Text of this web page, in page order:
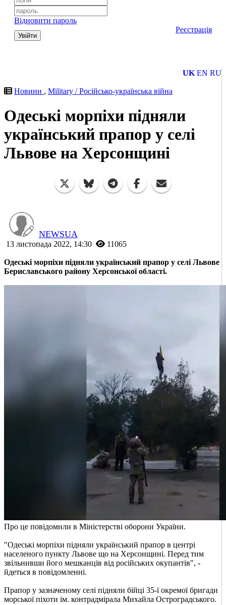
Відновити пароль
Увійти
Реєстрація
UK EN RU
Новини , Military / Російсько-українська війна
Одеські морпіхи підняли
український прапор у селі
Львове на Херсонщині
NEWSUA
13 листопада 2022, 14:30 11065
Одеські морпіхи підняли український прапор у селі Львове
Бериславського району Херсонської області.
Про це повідомили в Міністерстві оборони України.
"Одеські морпіхи підняли український прапор в центрі
населеного пункту Львове що на Херсонщині. Перед тим
звільнивши його мешканців від російських окупантів", -
йдеться в повідомленні.
Прапор у зазначеному селі підняли бійці 35-ї окремої бригади
морської піхоти ім. контрадмірала Михайла Остроградського.